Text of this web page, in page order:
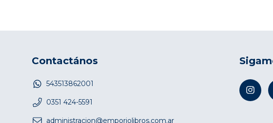
Contactános
543513862001
0351 424-5591
administracion@emporiolibros.com.ar